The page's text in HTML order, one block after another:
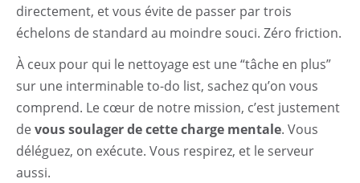
directement, et vous évite de passer par trois
échelons de standard au moindre souci. Zéro friction.
À ceux pour qui le nettoyage est une “tâche en plus”
sur une interminable to-do list, sachez qu’on vous
comprend. Le cœur de notre mission, c’est justement
de vous soulager de cette charge mentale. Vous
déléguez, on exécute. Vous respirez, et le serveur
aussi.